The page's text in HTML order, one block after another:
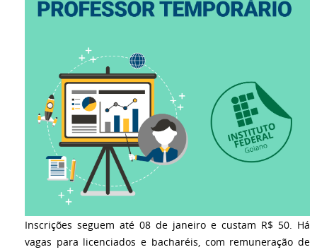
Inscrições seguem até 08 de janeiro e custam R$ 50. Há
vagas para licenciados e bacharéis, com remuneração de